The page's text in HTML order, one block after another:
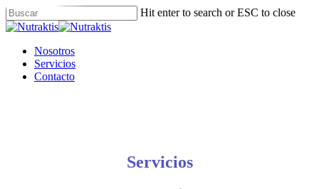
Skip
to
content
Hit enter to search or ESC to close
Close
Menu
Nosotros
Servicios
Contacto
Servicios